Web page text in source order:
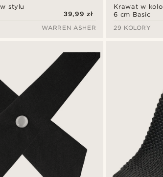
stylu
39,99 zł
WARREN ASHER
Krawat w
6 cm Basic
29 KOLORY